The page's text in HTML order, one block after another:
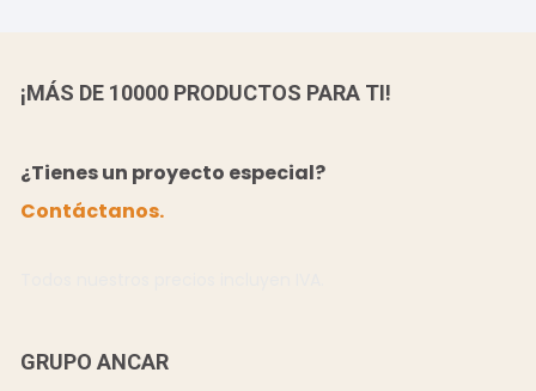
¡MÁS DE 10000 PRODUCTOS PARA TI!
¿Tienes un proyecto especial?
Contáctanos.
GRUPO ANCAR